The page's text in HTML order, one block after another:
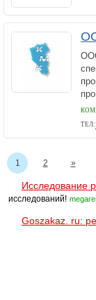
ТЕЛ:
1 2 »
Исследование
исследований!
Goszakaz. ru: